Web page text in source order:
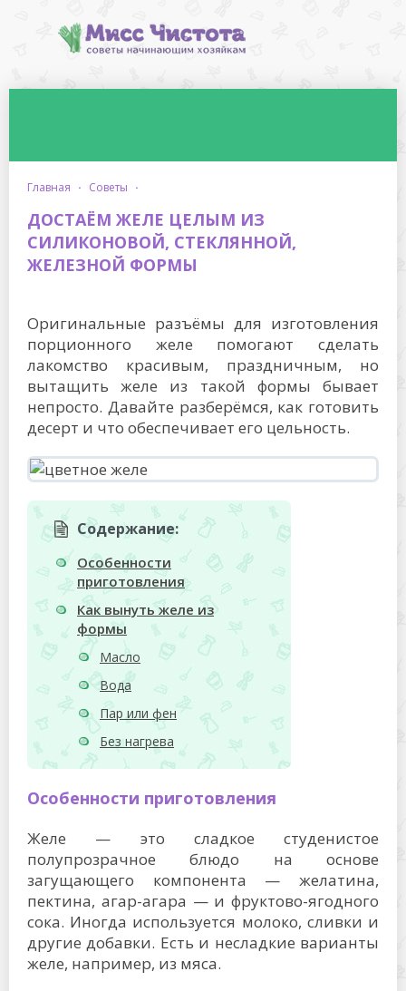
главная · советы ·
ДОСТАЁМ ЖЕЛЕ ЦЕЛЫМ ИЗ
СИЛИКОНОВОЙ, СТЕКЛЯННОЙ,
ЖЕЛЕЗНОЙ ФОРМЫ
Оригинальные разъёмы для изготовления
порционного желе помогают сделать
лакомство красивым, праздничным, но
вытащить желе из такой формы бывает
непросто. Давайте разберёмся, как готовить
десерт и что обеспечивает его цельность.
Содержание:
Особенности
приготовления
Как вынуть желе из
формы
Масло
Вода
Пар или фен
Без нагрева
Особенности приготовления
Желе — это сладкое студенистое
полупрозрачное блюдо на основе
загущающего компонента — желатина,
пектина, агар-агара — и фруктово-ягодного
сока. Иногда используется молоко, сливки и
другие добавки. Есть и несладкие варианты
желе, например, из мяса.